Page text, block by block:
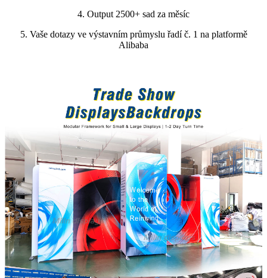
4. Output 2500+ sad za měsíc
5. Vaše dotazy ve výstavním průmyslu řadí č. 1 na platformě
Alibaba